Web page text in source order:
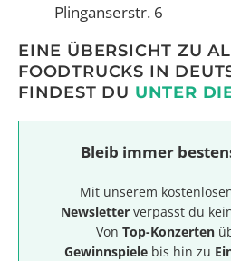
Plinganserstr. 6
EINE ÜBERSICHT ZU
FOODTRUCKS IN
FINDEST DU UNTER
Bleib immer
Mit unserem
Newsletterverpasst du
Von Top-Konzerten
Gewinnspiele bis hin zu